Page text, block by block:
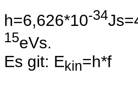
h=6,626*10-34
15eVs.
Es git: Ekin=h*f